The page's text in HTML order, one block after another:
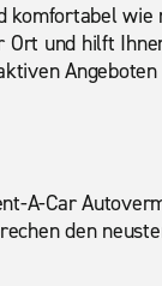
wie
und hilft
A-Car
den